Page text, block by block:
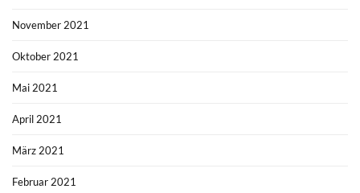
November 2021
Oktober 2021
Mai 2021
April 2021
März 2021
Februar 2021